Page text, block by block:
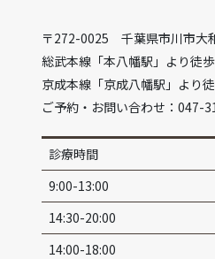
〒272-0025 千葉県市川市大
総武本線「本八幡駅」より徒
京成本線「京成八幡駅」より
ご予約・お問い合わせ：047-
診療時間
9:00-13:00
14:30-20:00
14:00-18:00